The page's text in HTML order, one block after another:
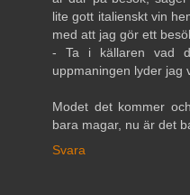
lite gott italienskt vin
med att jag gör ett
- Ta i källaren vad
uppmaningen lyder jag
Modet det kommer
bara magar, nu är det
Svara